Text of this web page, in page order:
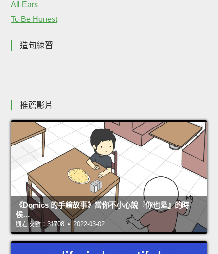
All Ears
To Be Honest
造句練習
推薦影片
《Domics 的手繪故事》當你不小心說『你也是』的時
候…
觀看次數：31708 • 2022-03-02